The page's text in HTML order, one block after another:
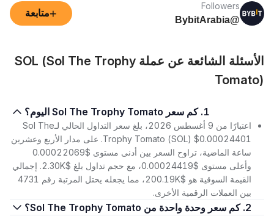
Followers
@BybitArabia
+متابعة
الأسئلة الشائعة عن عملة SOL (Sol The Trophy
Tomato)
1. كم سعر Sol The Trophy Tomato اليوم؟
اعتبارًا من 9 أغسطس 2026، بلغ سعر التداول الحالي لـSol The
Trophy Tomato (SOL) $0.00024401. على مدار الأربع وعشرين
ساعة الماضية، تراوح السعر بين أدنى مستوى $0.00022069
وأعلى مستوى $0.00024419، مع حجم تداول بلغ $2.30K. إجمالي
القيمة السوقية هو $200.19K، مما يجعله يحتل المرتبة رقم 4731
بين العملات الرقمية الأخرى.
2. كم سعر وحدة واحدة من Sol The Trophy Tomato؟